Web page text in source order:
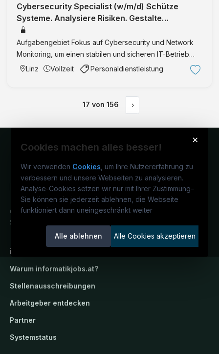
Cybersecurity Specialist (w/m/d) Schütze
Systeme. Analysiere Risiken. Gestalte
Sicherheit. Linz IT Security
Aufgabengebiet Fokus auf Cybersecurity und Network
Monitoring, um einen stabilen und sicheren IT-Betrieb
sicherzustellen Entwicklung und Betrieb von
Linz Vollzeit Personaldienstleistung
17 von 156 ›
×
Cookies machen alles besser!
Wir verwenden Cookies , um Ihre Nutzererfahrung zu
verbessern und unsere Webseiten zu analysieren.
Analyse-Cookies setzen wir nur mit Ihrer Zustimmung–
Sie können sie jederzeit ablehnen, die Webseite
funktioniert dann uneingeschränkt weiter
Alle ablehnen Alle Cookies akzeptieren
Österreichs IT-Karriereportal.Ein
Service der candidatis GmbH.
informatikjobs.at
Warum informatikjobs.at?
Stellenausschreibungen
Arbeitgeber entdecken
Partner
Systemstatus